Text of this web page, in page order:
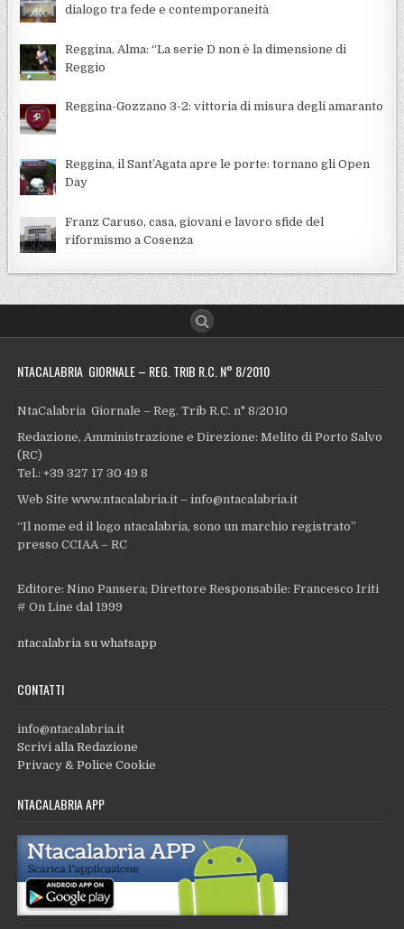
dialogo tra fede e contemporaneità
Reggina, Alma: “La serie D non è la dimensione di
Reggio
Reggina-Gozzano 3-2: vittoria di misura degli amaranto
Reggina, il Sant’Agata apre le porte: tornano gli Open
Day
Franz Caruso, casa, giovani e lavoro sfide del
riformismo a Cosenza
NTACALABRIA GIORNALE – REG. TRIB R.C. N° 8/2010
NtaCalabria Giornale – Reg. Trib R.C. n° 8/2010
Redazione, Amministrazione e Direzione: Melito di Porto Salvo
(RC)
Tel.: +39 327 17 30 49 8
Web Site www.ntacalabria.it – info@ntacalabria.it
“Il nome ed il logo ntacalabria, sono un marchio registrato”
presso CCIAA – RC
Editore: Nino Pansera; Direttore Responsabile: Francesco Iriti
# On Line dal 1999
ntacalabria su whatsapp
CONTATTI
info@ntacalabria.it
Scrivi alla Redazione
Privacy & Police Cookie
NTACALABRIA APP